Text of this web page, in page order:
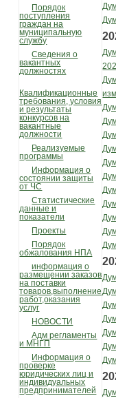
Порядок
поступления
граждан на
муниципальную
службу
Сведения о
вакантных
должностях
Квалификационные
требования, условия
и результаты
конкурсов на
вакантные
должности
Реализуемые
программы
Информация о
состоянии защиты
от ЧС
Статистические
данные и
показатели
Проекты
Порядок
обжалования НПА
информация о
размещении заказов
на поставки
товаров,выполнение
работ,оказания
услуг
НОВОСТИ
Адм регламенты
и МНГП
Информация о
проверке
юридических лиц и
индивидуальных
предпринимателей